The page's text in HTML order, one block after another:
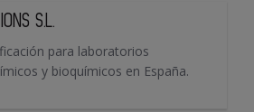
S.L.
para laboratorios
y bioquímicos en España.